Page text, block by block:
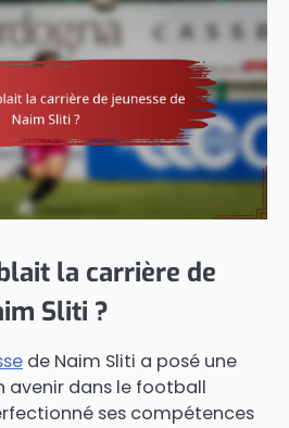
la carrière de
Sliti ?
de Naim Sliti a posé une
avenir dans le football
ses compétences